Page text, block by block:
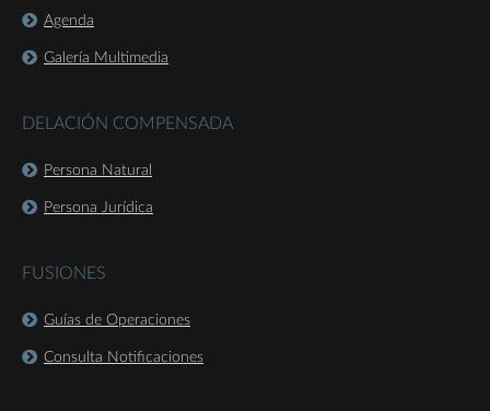
Agenda
Galería Multimedia
DELACIÓN COMPENSADA
Persona Natural
Persona Jurídica
FUSIONES
Guías de Operaciones
Consulta Notificaciones